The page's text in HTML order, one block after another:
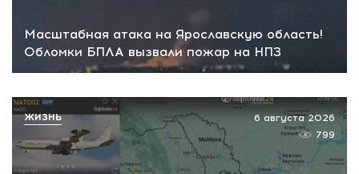
Масштабная атака на Ярославскую область!
Обломки БПЛА вызвали пожар на НПЗ
6 августа 2026
799
ЖИЗНЬ